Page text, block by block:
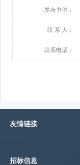
发布单位：
联 系 人：
联系电话：
友情链接
招标信息